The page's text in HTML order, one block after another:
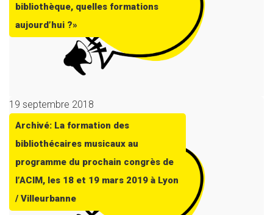
bibliothèque, quelles formations
aujourd’hui ?»
19 septembre 2018
Archivé: La formation des
bibliothécaires musicaux au
programme du prochain congrès de
l’ACIM, les 18 et 19 mars 2019 à Lyon
/ Villeurbanne